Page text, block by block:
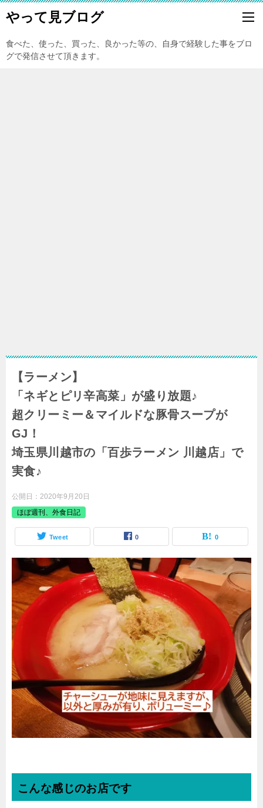
やって見ブログ
食べた、使った、買った、良かった等の、自身で経験した事をブロ
グで発信させて頂きます。
【ラーメン】
「ネギとピリ辛高菜」が盛り放題♪
超クリーミー＆マイルドな豚骨スープが
GJ！
埼玉県川越市の「百歩ラーメン 川越店」で
実食♪
公開日： 2020年9月20日
ほぼ週刊、外食日記
Tweet 0 0
こんな感じのお店です